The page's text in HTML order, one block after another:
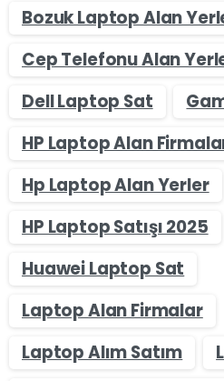
Bozuk Laptop Alan
Cep Telefonu Alan
Dell Laptop Sat
HP Laptop Alan
Hp Laptop Alan Yerler
HP Laptop Satışı 2025
Huawei Laptop Sat
Laptop Alan Firmalar
Laptop Alım Satım